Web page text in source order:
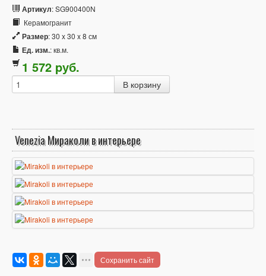
Артикул: SG900400N
Керамогранит
Размер: 30 x 30 x 8 см
Ед. изм.: кв.м.
1 572 pуб.
Venezia Мираколи в интерьере
Сохранить сайт